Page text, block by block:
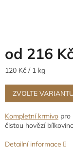
od 216 Kč
Měrná
120 Kč / 1 kg
ZVOLTE VARIANTU
Kompletní krmivo pro
čistou hovězí
Detailní informace